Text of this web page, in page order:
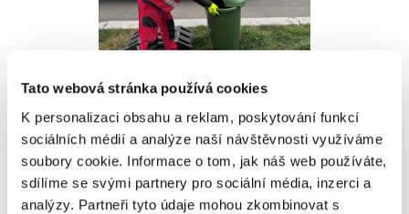
Tato webová stránka používá cookies
K personalizaci obsahu a reklam, poskytování funkcí
sociálních médií a analýze naší návštěvnosti využíváme
soubory cookie. Informace o tom, jak náš web používáte,
sdílíme se svými partnery pro sociální média, inzerci a
analýzy. Partneři tyto údaje mohou zkombinovat s
Jaké přínosy řešení přineslo
Po úspěšném otestování v pilotní etapě bylo řešení
nasazeno do běžného provozu společnostiČistá Trojka.